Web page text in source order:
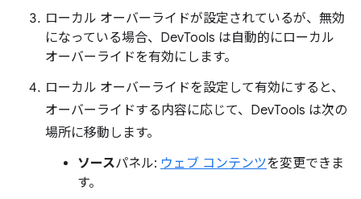
ローカル オーバーライドが設定されているが、無効
になっている場合、DevTools は自動的にローカル
オーバーライドを有効にします。
ローカル オーバーライドを設定して有効にすると、
オーバーライドする内容に応じて、DevTools は次の
場所に移動します。
ソースパネル: ウェブ コンテンツを変更できま
す。